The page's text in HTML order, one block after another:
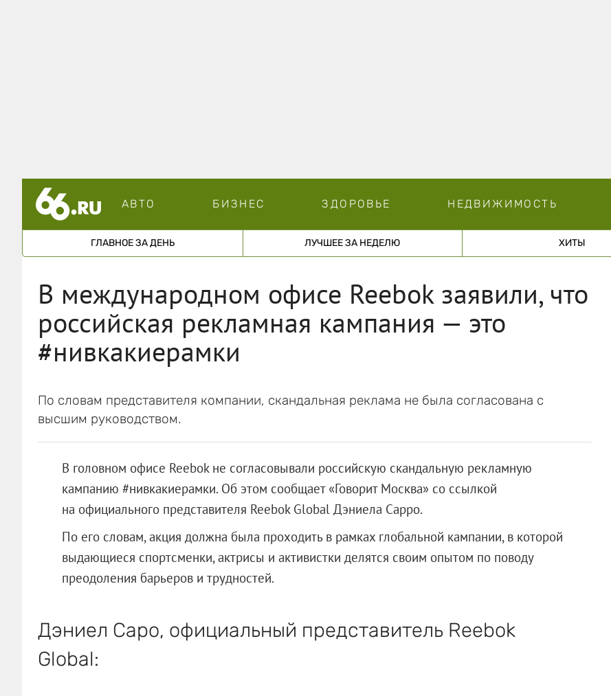
АВТО БИЗНЕС ЗДОРОВЬЕ НЕДВИЖИМОСТЬ
ГЛАВНОЕ ЗА ДЕНЬ ЛУЧШЕЕ ЗА НЕДЕЛЮ ХИТЫ
В международном офисе Reebok заявили, что
российская рекламная кампания — это
#нивкакиерамки
По словам представителя компании, скандальная реклама не была согласована с
высшим руководством.
В головном офисе Reebok не согласовывали российскую скандальную рекламную
кампанию #нивкакиерамки. Об этом сообщает «Говорит Москва» со ссылкой
на официального представителя Reebok Global Дэниела Сарро.
По его словам, акция должна была проходить в рамках глобальной кампании, в которой
выдающиеся спортсменки, актрисы и активистки делятся своим опытом по поводу
преодоления барьеров и трудностей.
Дэниел Саро, официальный представитель Reebok
Global: